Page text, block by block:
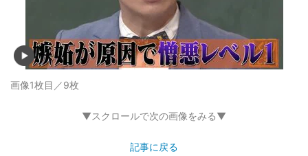
画像1枚目／9枚
▼スクロールで次の画像をみる▼
記事に戻る